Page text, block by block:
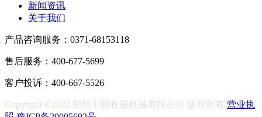
新闻资讯
关于我们
产品咨询服务：0371-68153118
售后服务：400-677-5699
客户投诉：400-667-5526
Copyright ©2022 郑州中联收获机械有限公司 版权所有 营业执